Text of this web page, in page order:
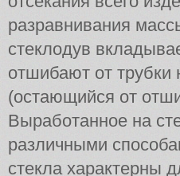
разравнивания
стеклодув
отшибают от трубки
(остающийся от
Выработанное на
различными
стекла характерны